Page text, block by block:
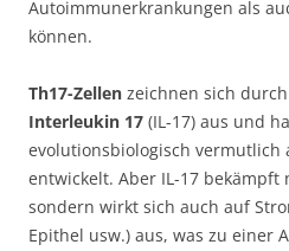
Autoimmunerkrankungen als
können.
Th17-Zellen zeichnen sich
Interleukin 17 (IL-17) aus und
evolutionsbiologisch vermutlich
entwickelt. Aber IL-17
sondern wirkt sich auch auf
Epithel usw.) aus, was zu einer